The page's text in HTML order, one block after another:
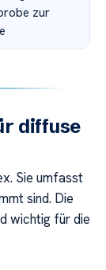
zur
diffuse
Sie umfasst
sind. Die
wichtig für die